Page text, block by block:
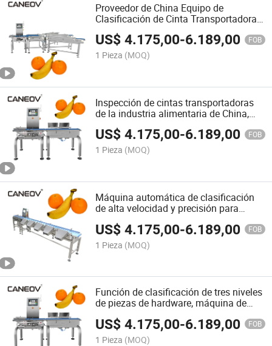
Proveedor de China Equipo de
Clasificación de Cinta Transportadora
de Grado Alimentario Precio Máquina
de Verificación Inteligente
US$4.175,00-6.189,00 FOB
1 Pieza (MOQ)
Inspección de cintas transportadoras
de la industria alimentaria de China,
máquina de envasado de alimentos,
pesaje
US$4.175,00-6.189,00 FOB
1 Pieza (MOQ)
Máquina automática de clasificación
de alta velocidad y precisión para
acero, clasificación de mangos,
camarones, máquina de pesaje,
máquina de clasificación de manzanas
US$4.175,00-6.189,00 FOB
1 Pieza (MOQ)
Función de clasificación de tres niveles
de piezas de hardware, máquina de
clasificación por peso, máquina de
cinta para clasificación
US$4.175,00-6.189,00 FOB
1 Pieza (MOQ)